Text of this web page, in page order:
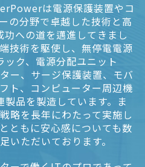
は電源保護装置やコ
の分野で卓越した技術と高
への道を邁進してきまし
技術を駆使し、無停電電源
ク、電源分配ユニット
ー、サージ保護装置、モバ
ト、コンピューター周辺機
品を製造しています。ま
略を長年にわたって実施し
ともに安心感についても数
いただいております。